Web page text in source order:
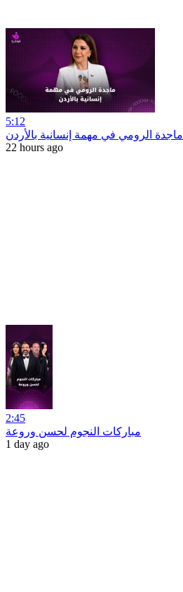
5:12
ماجدة الرومي في مهمة إنسانية بالأردن
22 hours ago
2:45
مباركات النجوم لحسن وروعة
1 day ago